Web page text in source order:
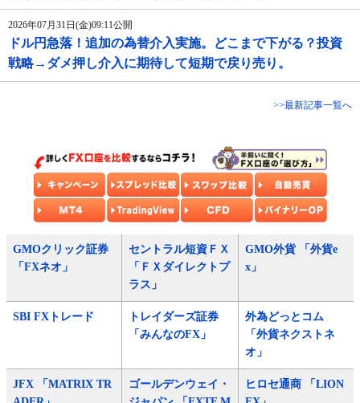
2026年07月31日(金)09:11公開
ドル円急落！追加の為替介入実施。どこまで下がる？投資
戦略→ダメ押し介入に期待して短期で戻り売り。
>>最新記事一覧へ
GMOクリック証券
「FXネオ」
セントラル短資ＦＸ
「ＦＸダイレクトプ
ラス」
GMO外貨 「外貨e
x」
SBI FXトレード
トレイダーズ証券
「みんなのFX」
外為どっとコム
「外貨ネクストネ
オ」
JFX 「MATRIX TR
ゴールデンウェイ・
ヒロセ通商 「LION